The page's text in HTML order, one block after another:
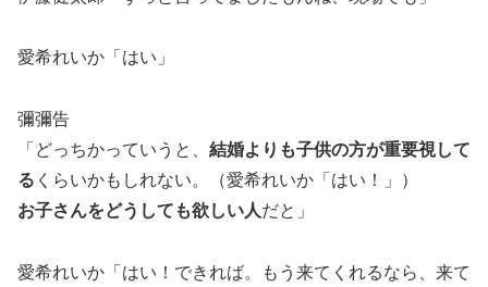
愛希れいか「はい」
彌彌告
「どっちかっていうと、 結婚よりも子供の方が重要視して
る くらいかもしれない。（愛希れいか「はい！」）
お子さんをどうしても欲しい人だと」
愛希れいか「はい！できれば。もう来てくれるなら、来て